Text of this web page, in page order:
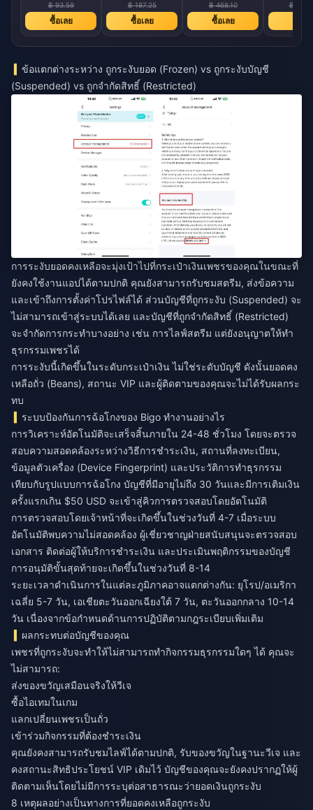
฿ 93.59
ซื้อเลย
฿ 187.25
ซื้อเลย
฿ 468.10
ซื้อเลย
฿
ข้อแตกต่างระหว่าง ถูกระงับยอด (Frozen) vs ถูกระงับบัญชี
(Suspended) vs ถูกจำกัดสิทธิ์ (Restricted)
การระงับยอดคงเหลือจะมุ่งเป้าไปที่กระเป๋าเงินเพชรของคุณในขณะที่
ยังคงใช้งานแอปได้ตามปกติ คุณยังสามารถรับชมสตรีม, ส่งข้อความ
และเข้าถึงการตั้งค่าโปรไฟล์ได้ ส่วนบัญชีที่ถูกระงับ (Suspended) จะ
ไม่สามารถเข้าสู่ระบบได้เลย และบัญชีที่ถูกจำกัดสิทธิ์ (Restricted)
จะจำกัดการกระทำบางอย่าง เช่น การไลฟ์สตรีม แต่ยังอนุญาตให้ทำ
ธุรกรรมเพชรได้
การระงับนี้เกิดขึ้นในระดับกระเป๋าเงิน ไม่ใช่ระดับบัญชี ดังนั้นยอดคง
เหลือถั่ว (Beans), สถานะ VIP และผู้ติดตามของคุณจะไม่ได้รับผลกระ
ทบ
ระบบป้องกันการฉ้อโกงของ Bigo ทำงานอย่างไร
การวิเคราะห์อัตโนมัติจะเสร็จสิ้นภายใน 24-48 ชั่วโมง โดยจะตรวจ
สอบความสอดคล้องระหว่างวิธีการชำระเงิน, สถานที่ลงทะเบียน,
ข้อมูลตัวเครื่อง (Device Fingerprint) และประวัติการทำธุรกรรม
เทียบกับรูปแบบการฉ้อโกง บัญชีที่มีอายุไม่ถึง 30 วันและมีการเติมเงิน
ครั้งแรกเกิน $50 USD จะเข้าสู่คิวการตรวจสอบโดยอัตโนมัติ
การตรวจสอบโดยเจ้าหน้าที่จะเกิดขึ้นในช่วงวันที่ 4-7 เมื่อระบบ
อัตโนมัติพบความไม่สอดคล้อง ผู้เชี่ยวชาญฝ่ายสนับสนุนจะตรวจสอบ
เอกสาร ติดต่อผู้ให้บริการชำระเงิน และประเมินพฤติกรรมของบัญชี
การอนุมัติขั้นสุดท้ายจะเกิดขึ้นในช่วงวันที่ 8-14
ระยะเวลาดำเนินการในแต่ละภูมิภาคอาจแตกต่างกัน: ยุโรป/อเมริกา
เฉลี่ย 5-7 วัน, เอเชียตะวันออกเฉียงใต้ 7 วัน, ตะวันออกกลาง 10-14
วัน เนื่องจากข้อกำหนดด้านการปฏิบัติตามกฎระเบียบเพิ่มเติม
ผลกระทบต่อบัญชีของคุณ
เพชรที่ถูกระงับจะทำให้ไม่สามารถทำกิจกรรมธุรกรรมใดๆ ได้ คุณจะ
ไม่สามารถ:
ส่งของขวัญเสมือนจริงให้วีเจ
ซื้อไอเทมในเกม
แลกเปลี่ยนเพชรเป็นถั่ว
เข้าร่วมกิจกรรมที่ต้องชำระเงิน
คุณยังคงสามารถรับชมไลฟ์ได้ตามปกติ, รับของขวัญในฐานะวีเจ และ
คงสถานะสิทธิประโยชน์ VIP เดิมไว้ บัญชีของคุณจะยังคงปรากฏให้ผู้
ติดตามเห็นโดยไม่มีการระบุต่อสาธารณะว่ายอดเงินถูกระงับ
8 เหตุผลอย่างเป็นทางการที่ยอดคงเหลือถูกระงับ